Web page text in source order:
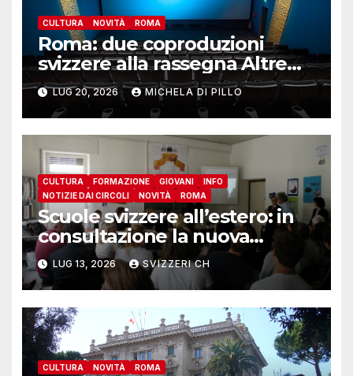
CULTURA NOVITÀ ROMA
Roma: due coproduzioni
svizzere alla rassegna Altre
Visioni
LUG 20, 2026 MICHELA DI PILLO
CULTURA FORMAZIONE GIOVANI
INFO
NOTIZIE DAI CIRCOLI
NOVITÀ ROMA
Scuole svizzere all’estero: in
consultazione la nuova
disciplina per docenti e
dirigenti
LUG 13, 2026 SVIZZERI CH
CULTURA NOVITÀ ROMA